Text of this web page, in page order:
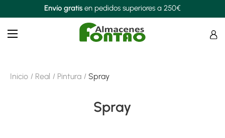
Envío gratis en pedidos superiores a 250€
Navegación
☰
Inicio Real Pintura Spray
Spray